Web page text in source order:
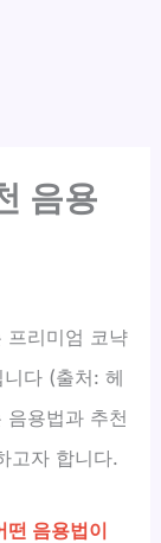
음용
프리미엄 코냑
다 (출처: 헤
용법과 추천
고자 합니다.
떤 음용법이